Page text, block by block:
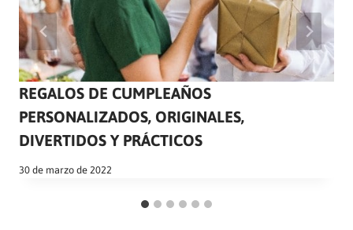
REGALOS DE CUMPLEAÑOS
PERSONALIZADOS, ORIGINALES,
DIVERTIDOS Y PRÁCTICOS
30 de marzo de 2022